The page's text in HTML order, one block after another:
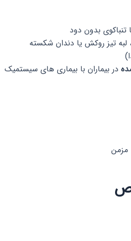
تنباکوی بدون دود
لبه تیز روکش یا دندان شکسته
در بیماران با بیماری های سیستمیک